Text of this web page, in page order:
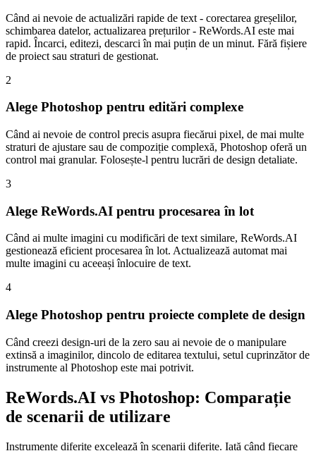
Când ai nevoie de actualizări rapide de text - corectarea greșelilor,
schimbarea datelor, actualizarea prețurilor - ReWords.AI este mai
rapid. Încarci, editezi, descarci în mai puțin de un minut. Fără fișiere
de proiect sau straturi de gestionat.
2
Alege Photoshop pentru editări complexe
Când ai nevoie de control precis asupra fiecărui pixel, de mai multe
straturi de ajustare sau de compoziție complexă, Photoshop oferă un
control mai granular. Folosește-l pentru lucrări de design detaliate.
3
Alege ReWords.AI pentru procesarea în lot
Când ai multe imagini cu modificări de text similare, ReWords.AI
gestionează eficient procesarea în lot. Actualizează automat mai
multe imagini cu aceeași înlocuire de text.
4
Alege Photoshop pentru proiecte complete de design
Când creezi design-uri de la zero sau ai nevoie de o manipulare
extinsă a imaginilor, dincolo de editarea textului, setul cuprinzător de
instrumente al Photoshop este mai potrivit.
ReWords.AI vs Photoshop: Comparație
de scenarii de utilizare
Instrumente diferite excelează în scenarii diferite. Iată când fiecare